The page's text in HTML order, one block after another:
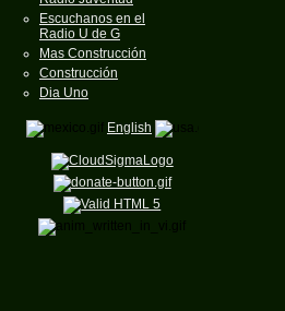
Escuchanos en el
Radio U de G
Mas Construcción
Construcción
Dia Uno
English